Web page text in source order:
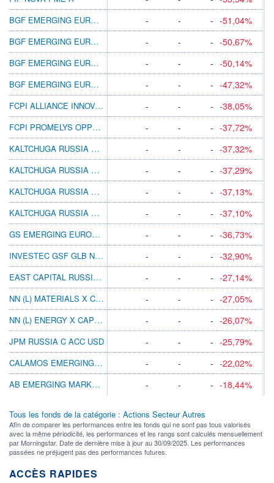
BGF EMERGING EUROPE FUND A4
- - - -51,04%
BGF EMERGING EUROPE D2
- - - -50,67%
BGF EMERGING EUROPE X4
- - - -50,14%
BGF EMERGING EUROPE A2 SGD HEDGED
- - - -47,32%
FCPI ALLIANCE INNOVATION PME A
- - - -38,05%
FCPI PROMELYS OPPORTUNITÉS 2010 A
- - - -37,72%
KALTCHUGA RUSSIA EQUITIES B EUR
- - - -37,32%
KALTCHUGA RUSSIA EQUITIES A USD
- - - -37,29%
KALTCHUGA RUSSIA EQUITIES D EUR
- - - -37,13%
KALTCHUGA RUSSIA EQUITIES C USD
- - - -37,10%
GS EMERGING EUROPE EQ-X CAP USD
- - - -36,73%
INVESTEC GSF GLB NTRL RES A ACC SGD HDG
- - - -32,90%
EAST CAPITAL RUSSIA A USD
- - - -27,14%
NN (L) MATERIALS X CAP CZK H I
- - - -27,05%
NN (L) ENERGY X CAP CZK H I
- - - -26,07%
JPM RUSSIA C ACC USD - - - -25,79%
CALAMOS EMERGING MARKETS A GBP ACC
- - - -22,02%
AB EMERGING MARKETS GROWTH C AUD H
- - - -18,44%
Tous les fonds de la catégorie : Actions Secteur Autres
Afin de comparer les performances entre les fonds qui ne sont pas tous valorisés
avec la même périodicité, les performances et les rangs sont calculés mensuellement
par Morningstar. Date de dernière mise à jour au 30/09/2025. Les performances
passées ne préjugent pas des performances futures.
ACCÈS RAPIDES